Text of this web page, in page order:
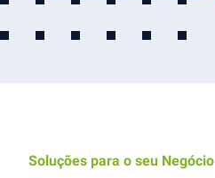
Soluções para o seu Negócio